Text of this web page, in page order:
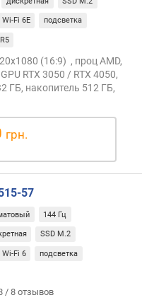
Wi-Fi 6E подсветка
(16:9) , проц AMD,
RTX 3050 / RTX 4050,
ГБ, накопитель 512 ГБ,
грн.
57
144 Гц
SSD M.2
Wi-Fi 6 подсветка
/8 отзывов